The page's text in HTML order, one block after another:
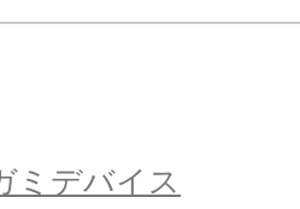
ミデバイス